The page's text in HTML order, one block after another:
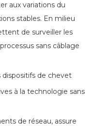
aux variations du
stables. En milieu
de surveiller les
sans câblage
dispositifs de chevet
à la technologie sans
de réseau, assure